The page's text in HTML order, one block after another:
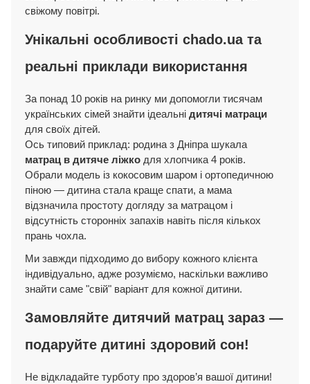
свіжому повітрі.
Унікальні особливості chado.ua та
реальні приклади використання
За понад 10 років на ринку ми допомогли тисячам
українських сімей знайти ідеальні дитячі матраци
для своїх дітей.
Ось типовий приклад: родина з Дніпра шукала
матрац в дитяче ліжкодля хлопчика 4 років.
Обрали модель із кокосовим шаром і ортопедичною
піною — дитина стала краще спати, а мама
відзначила простоту догляду за матрацом і
відсутність сторонніх запахів навіть після кількох
прань чохла.
Ми завжди підходимо до вибору кожного клієнта
індивідуально, адже розуміємо, наскільки важливо
знайти саме "свій" варіант для кожної дитини.
Замовляйте дитячий матрац зараз —
подаруйте дитині здоровий сон!
Не відкладайте турботу про здоров’я вашої дитини!